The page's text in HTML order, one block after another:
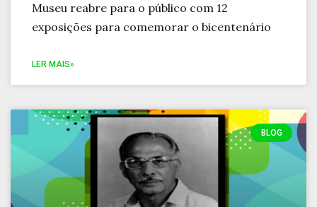
Museu reabre para o público com 12
exposições para comemorar o bicentenário
LER MAIS»
BLOG